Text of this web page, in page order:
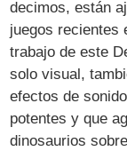
decimos, están
juegos recientes
trabajo de este
solo visual,
efectos de
potentes y que
dinosaurios